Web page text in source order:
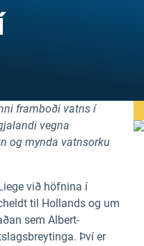
framboði vatns í
vegna
og mynda vatnsorku
við höfnina í
til Hollands og um
sem Albert-
Því er